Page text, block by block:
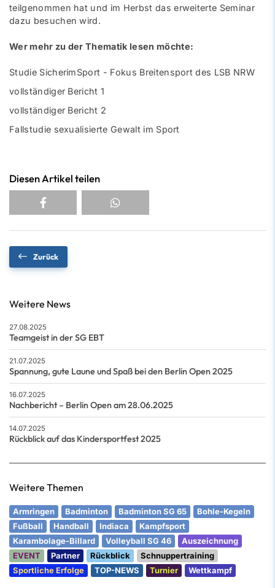
teilgenommen hat und im Herbst das erweiterte Seminar
dazu besuchen wird.
Wer mehr zu der Thematik lesen möchte:
Studie SicherimSport - Fokus Breitensport des LSB NRW
vollständiger Bericht 1
vollständiger Bericht 2
Fallstudie sexualisierte Gewalt im Sport
Diesen Artikel teilen
Zurück
Weitere News
27.08.2025
Teamgeist in der SG EBT
21.07.2025
Spannung, gute Laune und Spaß bei den Berlin Open 2025
16.07.2025
Nachbericht – Berlin Open am 28.06.2025
14.07.2025
Rückblick auf das Kindersportfest 2025
Weitere Themen
Armringen Badminton Badminton SG 65
Bohle-Kegeln
Fußball
Handball Indiaca
Kampfsport
Karambolage-Billard
Volleyball SG 46
Auszeichnung
EVENT
Partner Rückblick
Schnuppertraining
Sportliche Erfolge
TOP-NEWS Turnier Wettkampf